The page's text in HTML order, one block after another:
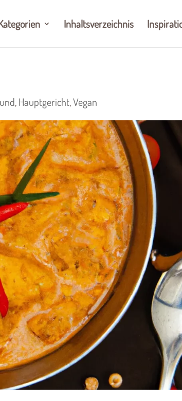
Inhaltsverzeichnis
,Hauptgericht,Vegan